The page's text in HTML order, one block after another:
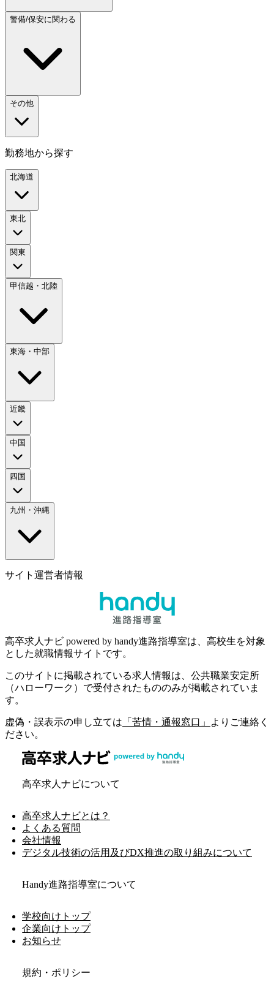
警備/保安に関わる
その他
勤務地から探す
北海道
東北
関東
甲信越・北陸
東海・中部
近畿
中国
四国
九州・沖縄
サイト運営者情報
高卒求人ナビ powered by handy進路指導室は、高校生を対象
とした就職情報サイトです。
このサイトに掲載されている求人情報は、公共職業安定所
（ハローワーク）で受付されたもののみが掲載されていま
す。
虚偽・誤表示の申し立ては 「苦情・通報窓口」
よりご連絡く
ださい。
高卒求人ナビについて
高卒求人ナビとは？
よくある質問
会社情報
デジタル技術の活用及びDX推進の取り組みについて
Handy進路指導室について
学校向けトップ
企業向けトップ
お知らせ
規約・ポリシー